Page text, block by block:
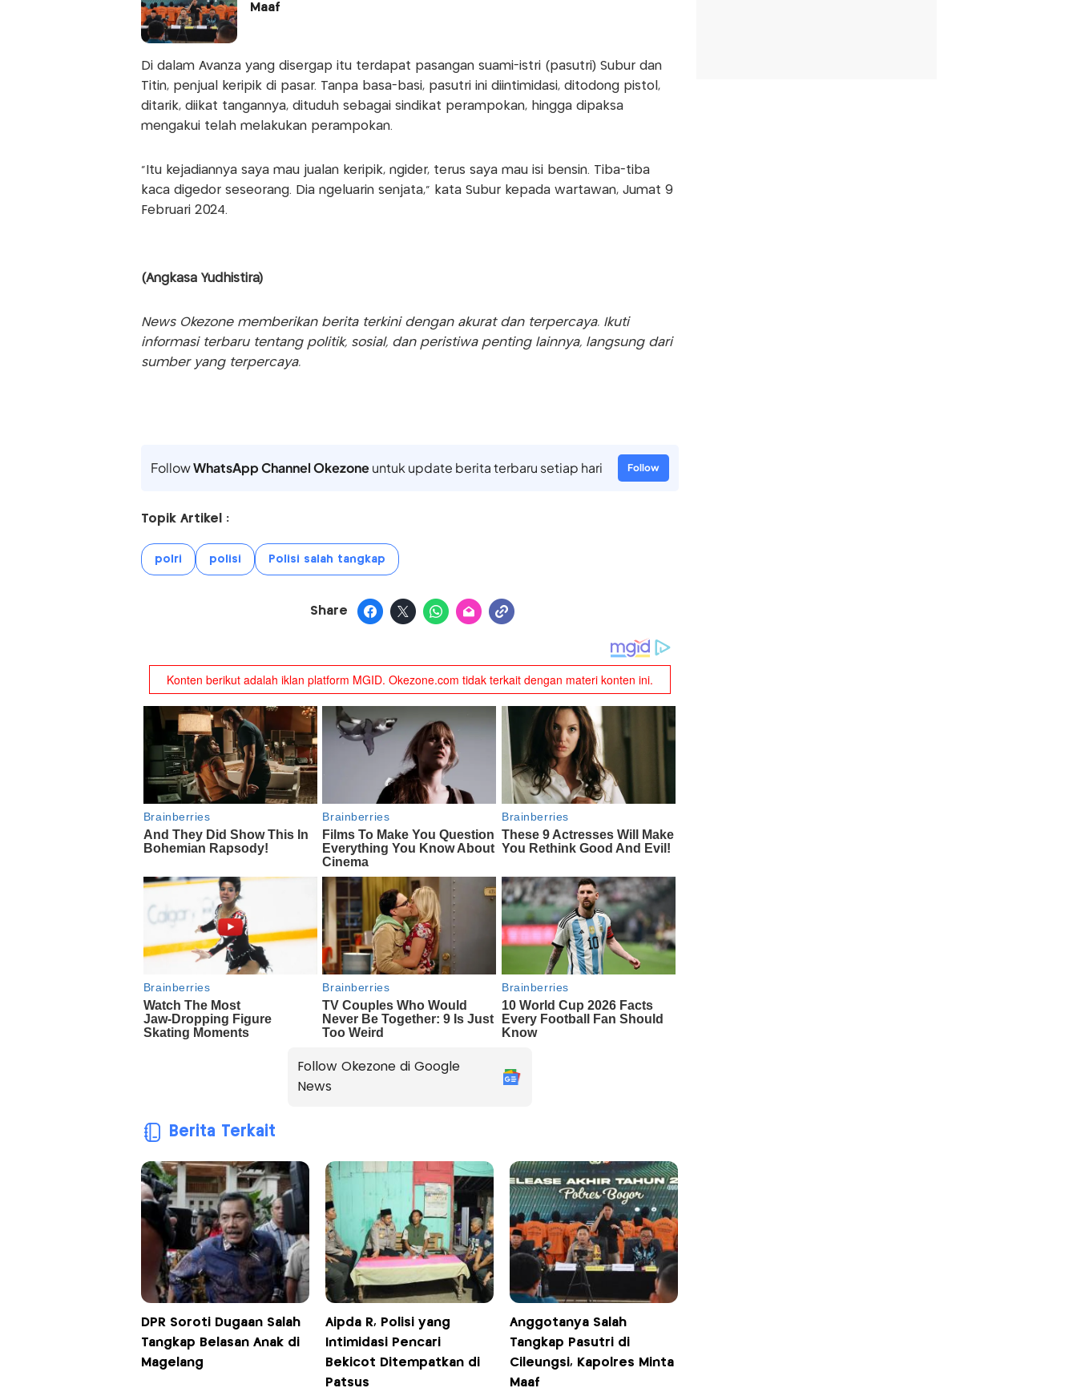
Maaf
Di dalam Avanza yang disergap itu terdapat pasangan suami-istri (pasutri) Subur dan
Titin, penjual keripik di pasar. Tanpa basa-basi, pasutri ini diintimidasi, ditodong pistol,
ditarik, diikat tangannya, dituduh sebagai sindikat perampokan, hingga dipaksa
mengakui telah melakukan perampokan.
"Itu kejadiannya saya mau jualan keripik, ngider, terus saya mau isi bensin. Tiba-tiba
kaca digedor seseorang. Dia ngeluarin senjata," kata Subur kepada wartawan, Jumat 9
Februari 2024.
(Angkasa Yudhistira)
News Okezone memberikan berita terkini dengan akurat dan terpercaya. Ikuti
informasi terbaru tentang politik, sosial, dan peristiwa penting lainnya, langsung dari
sumber yang terpercaya.
FollowWhatsApp Channel Okezoneuntuk update berita terbaru setiap hari Follow
Topik Artikel :
polri polisi Polisi salah tangkap
Share
Follow Okezone di Google
News
Berita Terkait
DPR Soroti Dugaan Salah
Tangkap Belasan Anak di
Magelang
Aipda R, Polisi yang
Intimidasi Pencari
Bekicot Ditempatkan di
Patsus
Anggotanya Salah
Tangkap Pasutri di
Cileungsi, Kapolres Minta
Maaf